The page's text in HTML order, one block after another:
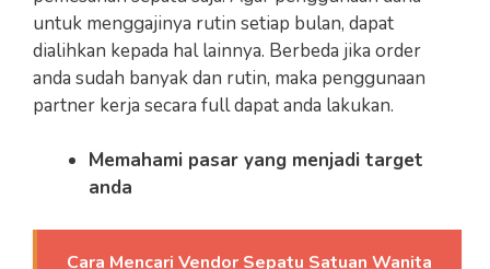
untuk menggajinya rutin setiap bulan, dapat
dialihkan kepada hal lainnya. Berbeda jika order
anda sudah banyak dan rutin, maka penggunaan
partner kerja secara full dapat anda lakukan.
Memahami pasar yang menjadi target
anda
Cara Mencari Vendor Sepatu Satuan Wanita